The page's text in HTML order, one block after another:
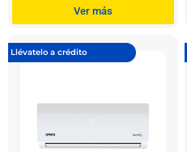
Ver más
Llévatelo a crédito